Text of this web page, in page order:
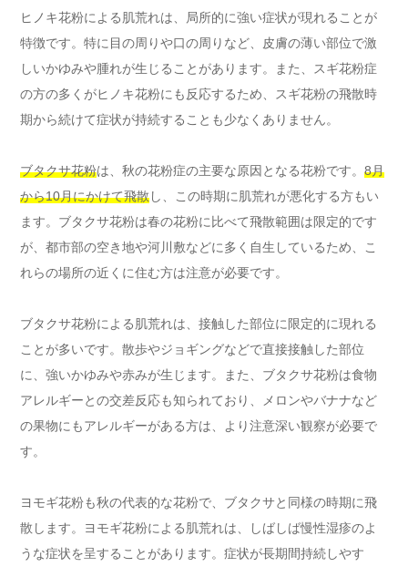
ヒノキ花粉による肌荒れは、局所的に強い症状が現れることが
特徴です。特に目の周りや口の周りなど、皮膚の薄い部位で激
しいかゆみや腫れが生じることがあります。また、スギ花粉症
の方の多くがヒノキ花粉にも反応するため、スギ花粉の飛散時
期から続けて症状が持続することも少なくありません。
ブタクサ花粉は、秋の花粉症の主要な原因となる花粉です。 8月
から10月にかけて飛散し、この時期に肌荒れが悪化する方もい
ます。ブタクサ花粉は春の花粉に比べて飛散範囲は限定的です
が、都市部の空き地や河川敷などに多く自生しているため、こ
れらの場所の近くに住む方は注意が必要です。
ブタクサ花粉による肌荒れは、接触した部位に限定的に現れる
ことが多いです。散歩やジョギングなどで直接接触した部位
に、強いかゆみや赤みが生じます。また、ブタクサ花粉は食物
アレルギーとの交差反応も知られており、メロンやバナナなど
の果物にもアレルギーがある方は、より注意深い観察が必要で
す。
ヨモギ花粉も秋の代表的な花粉で、ブタクサと同様の時期に飛
散します。ヨモギ花粉による肌荒れは、しばしば慢性湿疹のよ
うな症状を呈することがあります。症状が長期間持続しやす